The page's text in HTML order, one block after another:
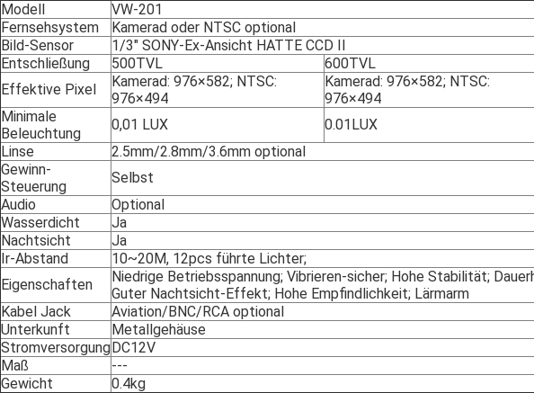
Modell
VW-201
Fernsehsystem
Kamerad oder NTSC optional
Bild-Sensor
1/3" SONY-Ex-Ansicht HATTE CCD II
Entschließung
500TVL 600TVL
Effektive Pixel
Kamerad: 976×582; NTSC:
976×494
Kamerad: 976×582; NTSC:
976×494
Minimale
Beleuchtung
0,01 LUX 0.01LUX
Linse
2.5mm/2.8mm/3.6mm optional
Gewinn-
Steuerung
Selbst
Audio
Optional
Wasserdicht
Ja
Nachtsicht
Ja
Ir-Abstand
10~20M, 12pcs führte Lichter;
Eigenschaften
Niedrige Betriebsspannung; Vibrieren-sicher; Hohe Stabilität;
Guter Nachtsicht-Effekt; Hohe Empfindlichkeit; Lärmarm
Kabel Jack
Aviation/BNC/RCA optional
Unterkunft
Metallgehäuse
StromversorgungDC12V
Maß
---
Gewicht
0.4kg